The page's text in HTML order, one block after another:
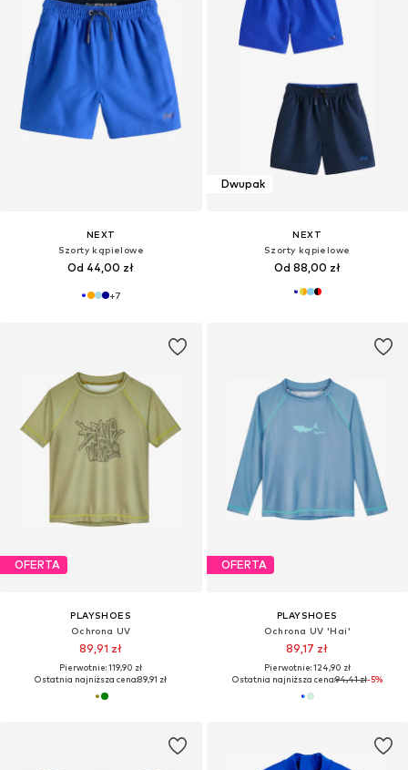
NEXT
Szorty kąpielowe
Od 44,00 zł
+7
Dwupak
NEXT
Szorty kąpielowe
Od 88,00 zł
OFERTA
PLAYSHOES
Ochrona UV
89,91 zł
Pierwotnie: 119,90 zł
Ostatnia najniższa cena:89,91 zł
OFERTA
PLAYSHOES
Ochrona UV 'Hai'
89,17 zł
Pierwotnie: 124,90 zł
Ostatnia najniższa cena:94,41 zł-5%